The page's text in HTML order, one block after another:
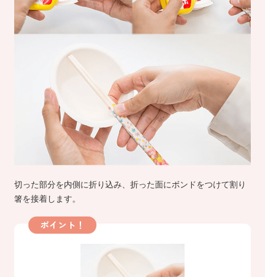
切った部分を内側に折り込み、折った面にボンドをつけて割り
箸を接着します。
ポイント！